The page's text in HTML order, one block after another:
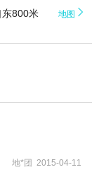
东800米 地图 
地*团 2015-04-11